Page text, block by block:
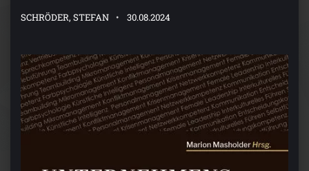
SCHRÖDER, STEFAN 30.08.2024